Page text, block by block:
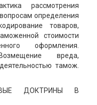
рассмотрения
определения
товаров,
стоимости
оформления.
вреда,
тамож.
ДОКТРИНЫ В